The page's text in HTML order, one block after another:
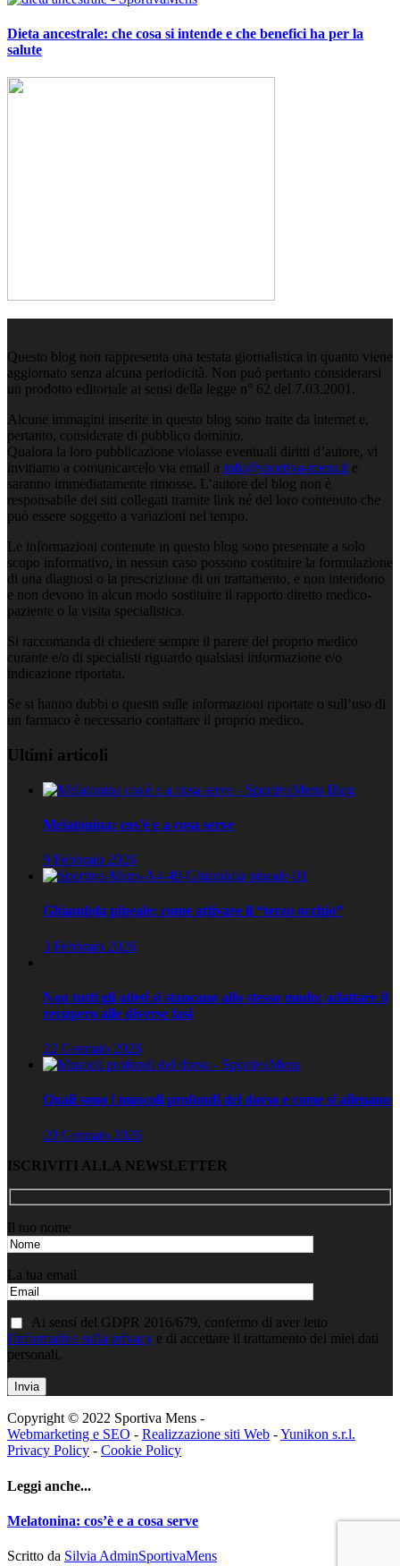
Dieta ancestrale: che cosa si intende e che benefici ha per la
salute
Questo blog non rappresenta una testata giornalistica in quanto viene
aggiornato senza alcuna periodicità. Non può pertanto considerarsi
un prodotto editoriale ai sensi della legge n° 62 del 7.03.2001.
Alcune immagini inserite in questo blog sono tratte da internet e,
pertanto, considerate di pubblico dominio.
Qualora la loro pubblicazione violasse eventuali diritti d’autore, vi
invitiamo a comunicarcelo via email a info@sportiva-mens.it e
saranno immediatamente rimosse. L’autore del blog non è
responsabile dei siti collegati tramite link né del loro contenuto che
può essere soggetto a variazioni nel tempo.
Le informazioni contenute in questo blog sono presentate a solo
scopo informativo, in nessun caso possono costituire la formulazione
di una diagnosi o la prescrizione di un trattamento, e non intendono
e non devono in alcun modo sostituire il rapporto diretto medico-
paziente o la visita specialistica.
Si raccomanda di chiedere sempre il parere del proprio medico
curante e/o di specialisti riguardo qualsiasi informazione e/o
indicazione riportata.
Se si hanno dubbi o quesiti sulle informazioni riportate o sull’uso di
un farmaco è necessario contattare il proprio medico.
Ultimi articoli
Melatonina: cos’è e a cosa serve
9 Febbraio 2026
Ghiandola pineale: come attivare il “terzo occhio”
3 Febbraio 2026
Non tutti gli atleti si stancano allo stesso modo: adattare il
recupero alle diverse fasi
22 Gennaio 2026
Quali sono i muscoli profondi del dorso e come si allenano
20 Gennaio 2026
ISCRIVITI ALLA NEWSLETTER
Il tuo nome
La tua email
Ai sensi del GDPR 2016/679, confermo di aver letto
l'informativa sulla privacy e di accettare il trattamento dei miei dati
personali.
Copyright © 2022 Sportiva Mens -
Webmarketing e SEO - Realizzazione siti Web -Yunikon s.r.l.
Privacy Policy - Cookie Policy
Leggi anche...
Melatonina: cos’è e a cosa serve
Scritto da Silvia AdminSportivaMens